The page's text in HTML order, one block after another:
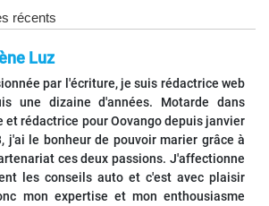
récents
Luz
par l'écriture, je suis rédactrice web
une dizaine d'années. Motarde dans
et rédactrice pour Oovango depuis janvier
j'ai le bonheur de pouvoir marier grâce à
ces deux passions. J'affectionne
les conseils auto et c'est avec plaisir
mon expertise et mon enthousiasme